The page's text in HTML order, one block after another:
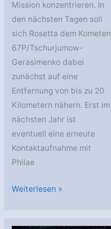
Mission konzentrieren. In
den nächsten Tagen soll
sich Rosetta dem Kometen
67P/Tschurjumow-
Gerasimenko dabei
zunächst auf eine
Entfernung von bis zu 20
Kilometern nähern. Erst im
nächsten Jahr ist
eventuell eine erneute
Kontaktaufnahme mit
Philae
Rosetta
Weiterlesen »